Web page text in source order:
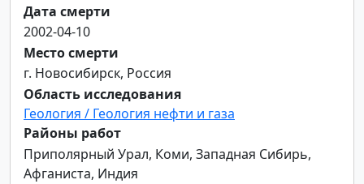
Дата смерти
2002-04-10
Место смерти
г. Новосибирск, Россия
Область исследования
Геология / Геология нефти и газа
Районы работ
Приполярный Урал, Коми, Западная Сибирь,
Афганиста, Индия